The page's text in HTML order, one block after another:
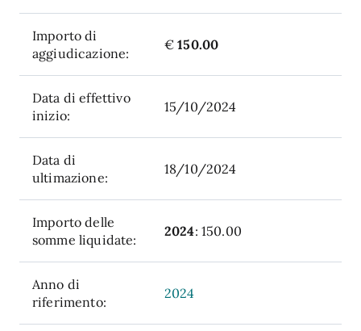
Importo di
aggiudicazione:
€150.00
Data di effettivo
inizio:
15/10/2024
Data di
ultimazione:
18/10/2024
Importo delle
somme liquidate:
2024: 150.00
Anno di
riferimento:
2024